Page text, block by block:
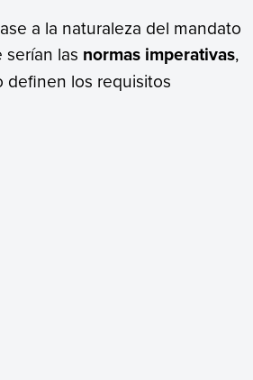
a la naturaleza del mandato
las normas imperativas,
definen los requisitos